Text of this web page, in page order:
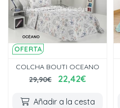
OFERTA
COLCHA BOUTI OCEANO
29,90€
22,42€
Añadir a la cesta